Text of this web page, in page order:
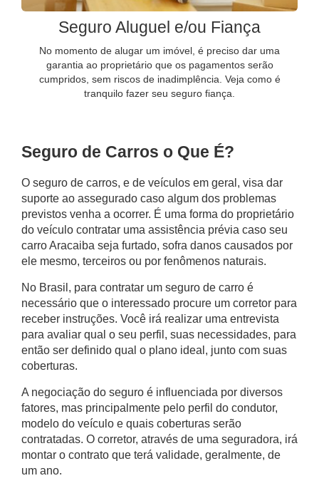
Seguro Aluguel e/ou Fiança
No momento de alugar um imóvel, é preciso dar uma
garantia ao proprietário que os pagamentos serão
cumpridos, sem riscos de inadimplência. Veja como é
tranquilo fazer seu seguro fiança.
Seguro de Carros o Que É?
O seguro de carros, e de veículos em geral, visa dar
suporte ao assegurado caso algum dos problemas
previstos venha a ocorrer. É uma forma do proprietário
do veículo contratar uma assistência prévia caso seu
carro Aracaiba seja furtado, sofra danos causados por
ele mesmo, terceiros ou por fenômenos naturais.
No Brasil, para contratar um seguro de carro é
necessário que o interessado procure um corretor para
receber instruções. Você irá realizar uma entrevista
para avaliar qual o seu perfil, suas necessidades, para
então ser definido qual o plano ideal, junto com suas
coberturas.
A negociação do seguro é influenciada por diversos
fatores, mas principalmente pelo perfil do condutor,
modelo do veículo e quais coberturas serão
contratadas. O corretor, através de uma seguradora, irá
montar o contrato que terá validade, geralmente, de
um ano.